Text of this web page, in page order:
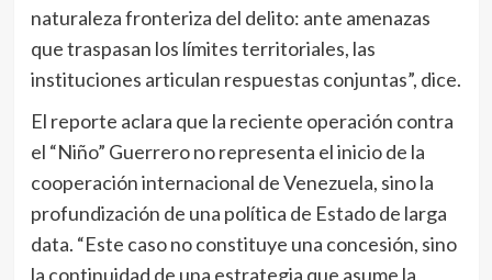
naturaleza fronteriza del delito: ante amenazas
que traspasan los límites territoriales, las
instituciones articulan respuestas conjuntas”, dice.
El reporte aclara que la reciente operación contra
el “Niño” Guerrero no representa el inicio de la
cooperación internacional de Venezuela, sino la
profundización de una política de Estado de larga
data. “Este caso no constituye una concesión, sino
la continuidad de una estrategia que asume la